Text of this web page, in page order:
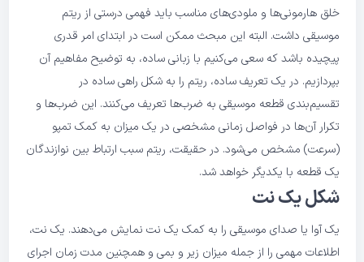
خلق هارمونی‌ها و ملودی‌های مناسب باید فهمی درستی از ریتم
موسیقی داشت. البته این مبحث ممکن است در ابتدای امر قدری
پیچیده باشد که سعی می‌کنیم با زبانی ساده، به توضیح مفاهیم آن
بپردازیم. در یک تعریف ساده، ریتم را به شکل راهی ساده در
تقسیم‌بندی قطعه موسیقی به ضرب‌ها تعریف می‌کنند. این ضرب‌ها و
تکرار آن‌ها در فواصل زمانی مشخصی در یک میزان به کمک تمپو
(سرعت) مشخص می‌شود. در حقیقت،‌ ریتم سبب ارتباط بین نوازندگان
یک قطعه با یکدیگر خواهد شد.
شکل یک نت
یک آوا یا صدای موسیقی را به کمک یک نت نمایش می‌دهند. یک نت،
اطلاعات مهمی را از جمله میزان زیر و بمی و همچنین مدت زمان اجرای